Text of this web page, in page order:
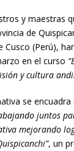
y maestras
de
Cusco (Perú),
en el curso
y cultura
se
juntos
mejorando
, un